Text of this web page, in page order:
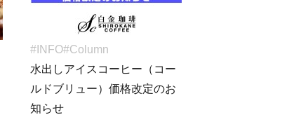
#INFO#Column
水出しアイスコーヒー（コー
ルドブリュー）価格改定のお
知らせ